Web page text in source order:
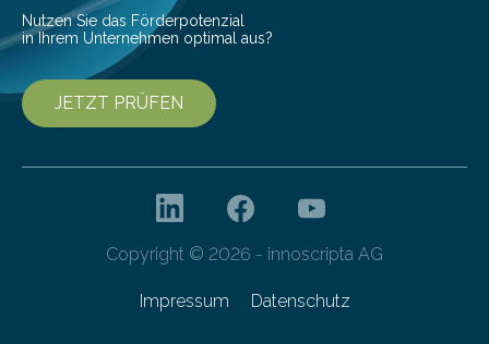
Nutzen Sie das Förderpotenzial
in Ihrem Unternehmen optimal aus?
JETZT PRÜFEN
Copyright © 2026 - innoscripta AG
Impressum Datenschutz